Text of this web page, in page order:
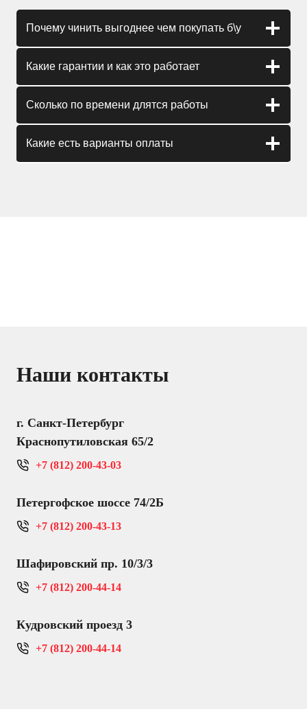
Почему чинить выгоднее чем покупать б\у
Какие гарантии и как это работает
Сколько по времени длятся работы
Какие есть варианты оплаты
Наши контакты
г. Санкт-Петербург
Краснопутиловская 65/2
+7 (812) 200-43-03
Петергофское шоссе 74/2Б
+7 (812) 200-43-13
Шафировский пр. 10/3/3
+7 (812) 200-44-14
Кудровский проезд 3
+7 (812) 200-44-14